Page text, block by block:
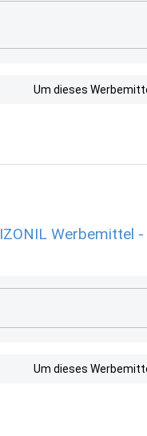
Um dieses
IZONIL Werbemittel
Um dieses